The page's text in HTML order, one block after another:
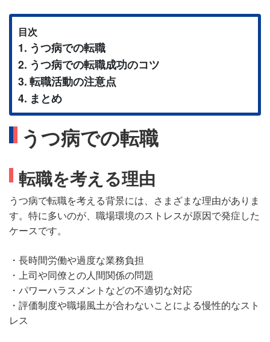
目次
うつ病での転職
うつ病での転職成功のコツ
転職活動の注意点
まとめ
うつ病での転職
転職を考える理由
うつ病で転職を考える背景には、さまざまな理由がありま
す。特に多いのが、職場環境のストレスが原因で発症した
ケースです。
・長時間労働や過度な業務負担
・上司や同僚との人間関係の問題
・パワーハラスメントなどの不適切な対応
・評価制度や職場風土が合わないことによる慢性的なスト
レス